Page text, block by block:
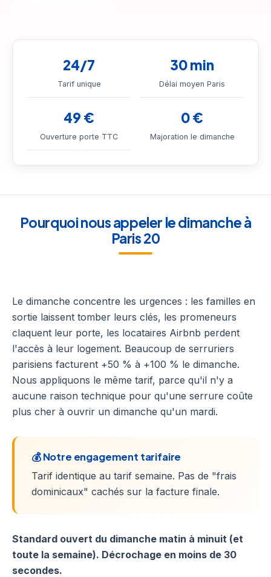
24/7
Tarif unique
30 min
Délai moyen Paris
49 €
Ouverture porte TTC
0 €
Majoration le dimanche
Pourquoi nous appeler le dimanche à
Paris 20
Le dimanche concentre les urgences : les familles en
sortie laissent tomber leurs clés, les promeneurs
claquent leur porte, les locataires Airbnb perdent
l'accès à leur logement. Beaucoup de serruriers
parisiens facturent +50 % à +100 % le dimanche.
Nous appliquons le même tarif, parce qu'il n'y a
aucune raison technique pour qu'une serrure coûte
plus cher à ouvrir un dimanche qu'un mardi.
💰 Notre engagement tarifaire
Tarif identique au tarif semaine. Pas de "frais
dominicaux" cachés sur la facture finale.
Standard ouvert du dimanche matin à minuit (et
toute la semaine). Décrochage en moins de 30
secondes.